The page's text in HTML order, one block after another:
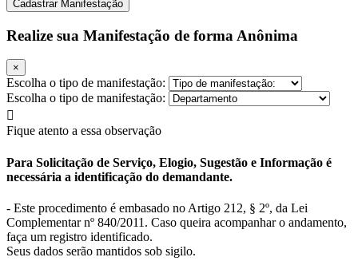
Cadastrar Manifestação
Realize sua Manifestação de forma Anônima
×
Escolha o tipo de manifestação:
Escolha o tipo de manifestação:
Fique atento a essa observação
Para Solicitação de Serviço, Elogio, Sugestão e Informação é
necessária a identificação do demandante.
- Este procedimento é embasado no Artigo 212, § 2º, da Lei
Complementar nº 840/2011. Caso queira acompanhar o andamento,
faça um registro identificado.
Seus dados serão mantidos sob sigilo.